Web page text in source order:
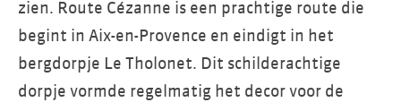
zien. Route Cézanne is een prachtige route die
begint in Aix-en-Provence en eindigt in het
bergdorpje Le Tholonet. Dit schilderachtige
dorpje vormde regelmatig het decor voor de